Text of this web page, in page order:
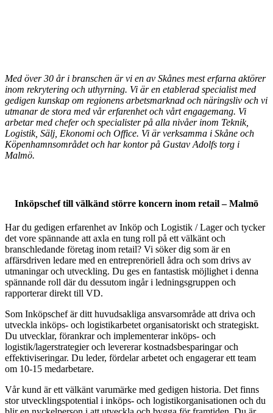
Med över 30 år i branschen är vi en av Skånes mest erfarna aktörer
inom rekrytering och uthyrning. Vi ären etablerad specialist med
gedigen kunskap om regionens arbetsmarknad och näringsliv och vi
utmanar de stora med vår erfarenhet och vårt engagemang. Vi
arbetar med chefer och specialister på alla nivåer inom Teknik,
Logistik, Sälj, Ekonomi och Office. Vi är verksamma i Skåne och
Köpenhamnsområdet och har kontor på Gustav Adolfs torg i
Malmö.
Inköpschef till välkänd större koncern inom retail – Malmö
Har du gedigen erfarenhet av Inköp och Logistik / Lager och tycker
det vore spännande att axla en tung roll på ett välkänt och
branschledande företag inom retail? Vi söker dig som är en
affärsdriven ledare med en entreprenöriell ådra och som drivs av
utmaningar och utveckling. Du ges en fantastisk möjlighet i denna
spännande roll där du dessutom ingår i ledningsgruppen och
rapporterar direkt till VD.
Som Inköpschef är ditt huvudsakliga ansvarsområde att driva och
utveckla inköps- och logistikarbetet organisatoriskt och strategiskt.
Du utvecklar, förankrar och implementerar inköps- och
logistik/lagerstrategier och levererar kostnadsbesparingar och
effektiviseringar. Du leder, fördelar arbetet och engagerar ett team
om 10-15 medarbetare.
Vår kund är ett välkänt varumärke med gedigen historia. Det finns
stor utvecklingspotential i inköps- och logistikorganisationen och du